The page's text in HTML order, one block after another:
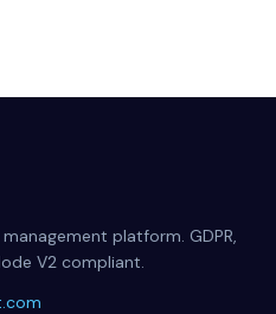
platform. GDPR,
V2 compliant.